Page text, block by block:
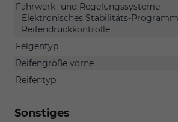
Fahrwerk- und Regelungssysteme
Elektronisches Stabilitäts-Programm
Reifendruckkontrolle
Felgentyp
Reifengröße vorne
Reifentyp
Sonstiges